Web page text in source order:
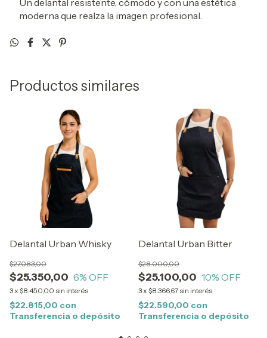
Un delantal resistente, cómodo y con una estética
moderna que realza la imagen profesional.
Productos similares
Delantal Urban Whisky
$25.350,00
$27.083,00
6% OFF
3x $8.450,00 sin interés
$22.815,00 con
Transferencia o depósito
Delantal Urban Bitter
$25.100,00
$28.000,00
10% OFF
3x $8.366,67 sin interés
$22.590,00 con
Transferencia o depósito